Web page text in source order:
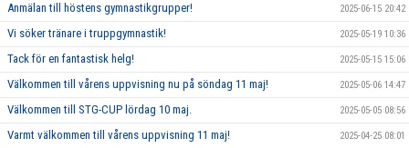
Anmälan till höstens gymnastikgrupper! 2025-06-15 20:42
Vi söker tränare i truppgymnastik! 2025-05-19 10:36
Tack för en fantastisk helg! 2025-05-15 15:06
Välkommen till vårens uppvisning nu på söndag 11 maj! 2025-05-06 14:47
Välkommen till STG-CUP lördag 10 maj. 2025-05-05 08:56
Varmt välkommen till vårens uppvisning 11 maj! 2025-04-25 08:01